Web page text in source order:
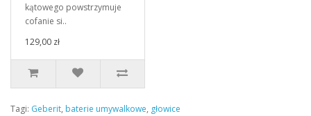
kątowego powstrzymuje
cofanie si..
129,00 zł
Tagi: Geberit, baterie umywalkowe, głowice